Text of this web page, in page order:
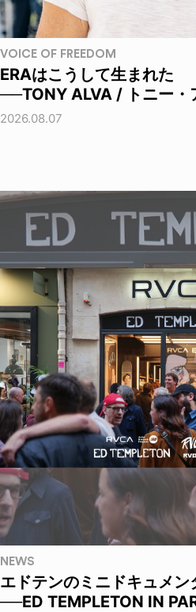
VOICE OF FREEDOM
ERAはこうして生まれた
──TONY ALVA / トニー・
2026.08.07
NEWS
エドテンのミニドキュメン
──ED TEMPLETON IN